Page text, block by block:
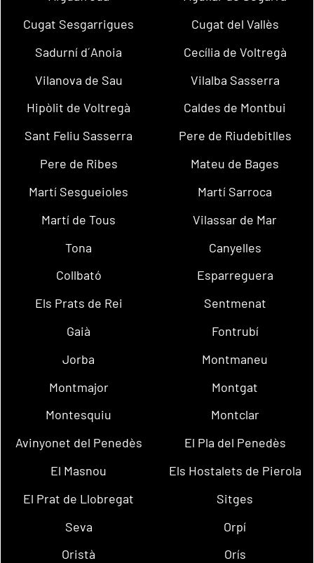
Cugat Sesgarrigues
Cugat del Vallès
Sadurní d´Anoia
Cecília de Voltregà
Vilanova de Sau
Vilalba Sasserra
Hipòlit de Voltregà
Caldes de Montbui
Sant Feliu Sasserra
Pere de Riudebitlles
Pere de Ribes
Mateu de Bages
Martí Sesgueioles
Martí Sarroca
Martí de Tous
Vilassar de Mar
Tona
Canyelles
Collbató
Esparreguera
Els Prats de Rei
Sentmenat
Gaià
Fontrubí
Jorba
Montmaneu
Montmajor
Montgat
Montesquiu
Montclar
Avinyonet del Penedès
El Pla del Penedès
El Masnou
Els Hostalets de Pierola
El Prat de Llobregat
Sitges
Seva
Orpí
Oristà
Orís